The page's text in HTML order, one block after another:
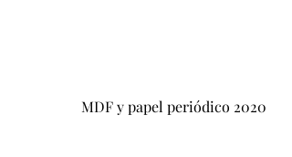
MDF y papel periódico 2020